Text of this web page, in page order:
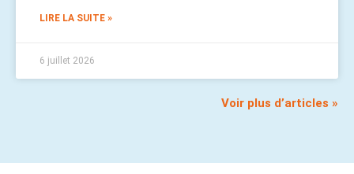
LIRE LA SUITE »
6 juillet 2026
Voir plus d’articles »